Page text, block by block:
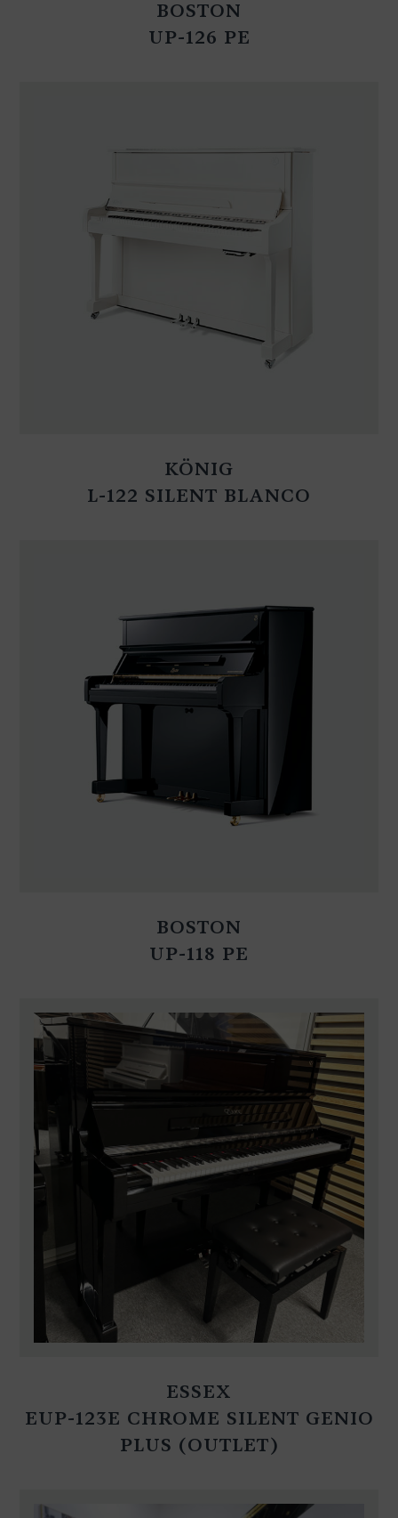
BOSTON
UP-126 PE
KÖNIG
L-122 SILENT BLANCO
BOSTON
UP-118 PE
ESSEX
EUP-123E CHROME SILENT GENIO
PLUS (OUTLET)